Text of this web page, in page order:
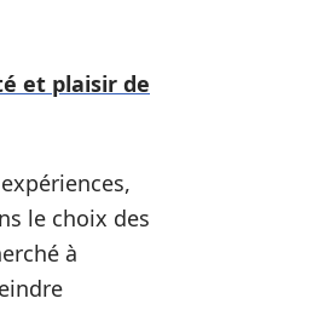
et plaisir de
le choix des
à